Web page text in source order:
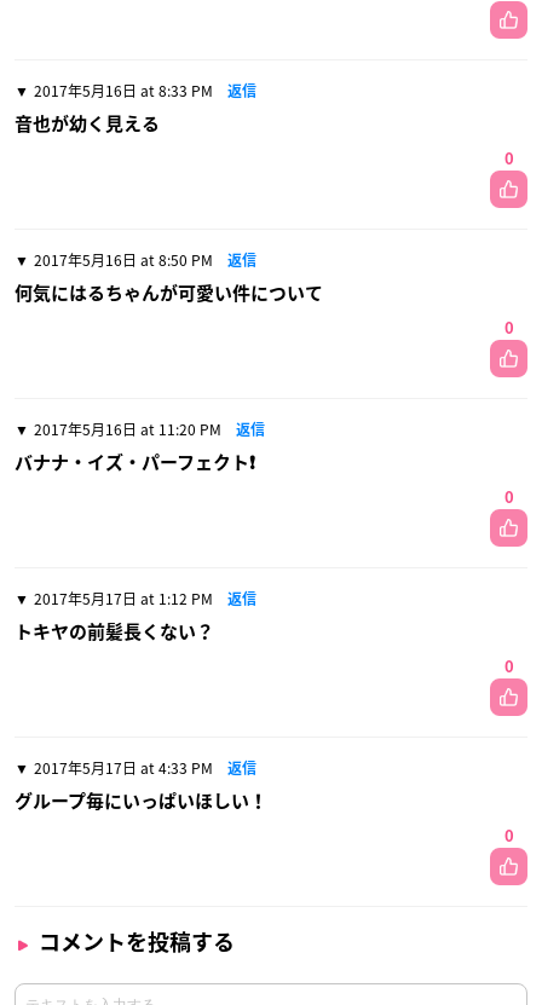
2017年5月16日 at 8:33 PM 返信
音也が幼く見える
0
2017年5月16日 at 8:50 PM 返信
何気にはるちゃんが可愛い件について
0
2017年5月16日 at 11:20 PM 返信
バナナ・イズ・パーフェクト❗
0
2017年5月17日 at 1:12 PM 返信
トキヤの前髪長くない？
0
2017年5月17日 at 4:33 PM 返信
グループ毎にいっぱいほしい！
0
コメントを投稿する